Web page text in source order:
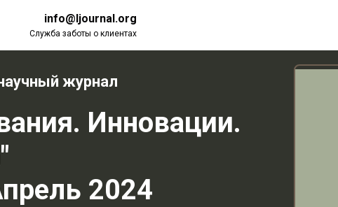
info@ljournal.org
Служба заботы о клиентах
журнал
Инновации.
2024